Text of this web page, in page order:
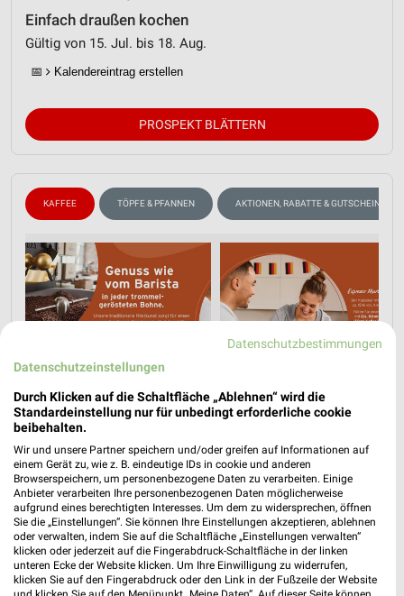
Einfach draußen kochen
Gültig von 15. Jul. bis 18. Aug.
📅 Kalendereintrag erstellen
PROSPEKT BLÄTTERN
KAFFEE TÖPFE & PFANNEN AKTIONEN, RABATTE & GUTSCHEINE
Jetzt alle "Kaffee" Themen entdecken!
Datenschutzbestimmungen
Datenschutzeinstellungen
Durch Klicken auf die Schaltfläche „Ablehnen“ wird die
Standardeinstellung nur für unbedingt erforderliche cookie
beibehalten.
Wir und unsere Partner speichern und/oder greifen auf Informationen auf
einem Gerät zu, wie z. B. eindeutige IDs in cookie und anderen
Browserspeichern, um personenbezogene Daten zu verarbeiten. Einige
Anbieter verarbeiten Ihre personenbezogenen Daten möglicherweise
aufgrund eines berechtigten Interesses. Um dem zu widersprechen, öffnen
Sie die „Einstellungen“. Sie können Ihre Einstellungen akzeptieren, ablehnen
oder verwalten, indem Sie auf die Schaltfläche „Einstellungen verwalten“
klicken oder jederzeit auf die Fingerabdruck-Schaltfläche in der linken
unteren Ecke der Website klicken. Um Ihre Einwilligung zu widerrufen,
klicken Sie auf den Fingerabdruck oder den Link in der Fußzeile der Website